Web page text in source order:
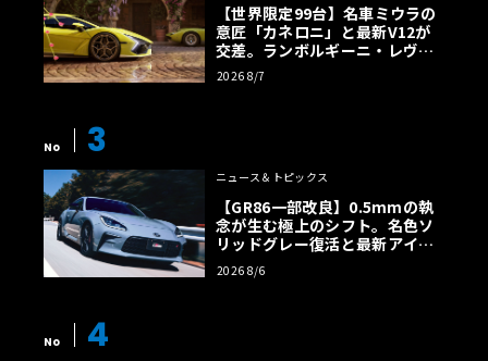
【世界限定99台】名車ミウラの
意匠「カネロニ」と最新V12が
交差。ランボルギーニ・レヴエ
ルトに60周年記念車が登場
2026 8/7
No 3
ニュース＆トピックス
【GR86一部改良】0.5mmの執
念が生む極上のシフト。名色ソ
リッドグレー復活と最新アイサ
イトでFRの極みへ
2026 8/6
No 4